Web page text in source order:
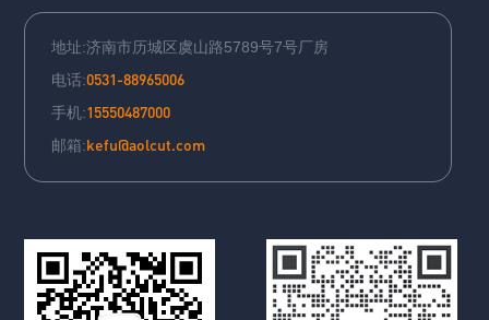
地址:济南市历城区虞山路5789号7号厂房
电话:0531-88965006
手机:15550487000
邮箱:kefu@aolcut.com